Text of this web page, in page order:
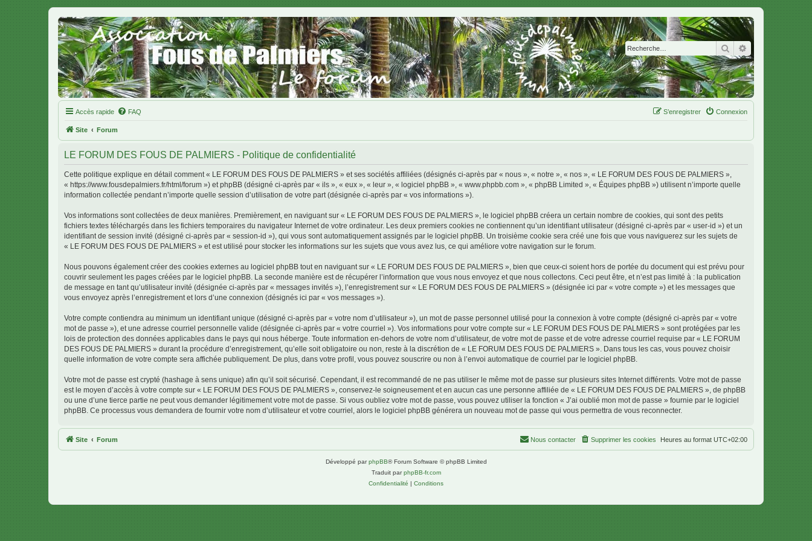
Rechercher
Accès rapide FAQ Connexion
S’enregistrer
Site Forum
LE FORUM DES FOUS DE PALMIERS - Politique de confidentialité
Cette politique explique en détail comment « LE FORUM DES FOUS DE PALMIERS » et ses sociétés affiliées (désignés ci-après par « nous », « notre », « nos », « LE FORUM DES FOUS DE PALMIERS »,
« https://www.fousdepalmiers.fr/html/forum ») et phpBB (désigné ci-après par « ils », « eux », « leur », « logiciel phpBB », « www.phpbb.com », « phpBB Limited », « Équipes phpBB ») utilisent n’importe quelle
information collectée pendant n’importe quelle session d’utilisation de votre part (désignée ci-après par « vos informations »).
Vos informations sont collectées de deux manières. Premièrement, en naviguant sur « LE FORUM DES FOUS DE PALMIERS », le logiciel phpBB créera un certain nombre de cookies, qui sont des petits
fichiers textes téléchargés dans les fichiers temporaires du navigateur Internet de votre ordinateur. Les deux premiers cookies ne contiennent qu’un identifiant utilisateur (désigné ci-après par « user-id ») et un
identifiant de session invité (désigné ci-après par « session-id »), qui vous sont automatiquement assignés par le logiciel phpBB. Un troisième cookie sera créé une fois que vous naviguerez sur les sujets de
« LE FORUM DES FOUS DE PALMIERS » et est utilisé pour stocker les informations sur les sujets que vous avez lus, ce qui améliore votre navigation sur le forum.
Nous pouvons également créer des cookies externes au logiciel phpBB tout en naviguant sur « LE FORUM DES FOUS DE PALMIERS », bien que ceux-ci soient hors de portée du document qui est prévu pour
couvrir seulement les pages créées par le logiciel phpBB. La seconde manière est de récupérer l’information que vous nous envoyez et que nous collectons. Ceci peut être, et n’est pas limité à : la publication
de message en tant qu’utilisateur invité (désignée ci-après par « messages invités »), l’enregistrement sur « LE FORUM DES FOUS DE PALMIERS » (désignée ici par « votre compte ») et les messages que
vous envoyez après l’enregistrement et lors d’une connexion (désignés ici par « vos messages »).
Votre compte contiendra au minimum un identifiant unique (désigné ci-après par « votre nom d’utilisateur »), un mot de passe personnel utilisé pour la connexion à votre compte (désigné ci-après par « votre
mot de passe »), et une adresse courriel personnelle valide (désignée ci-après par « votre courriel »). Vos informations pour votre compte sur « LE FORUM DES FOUS DE PALMIERS » sont protégées par les
lois de protection des données applicables dans le pays qui nous héberge. Toute information en-dehors de votre nom d’utilisateur, de votre mot de passe et de votre adresse courriel requise par « LE FORUM
DES FOUS DE PALMIERS » durant la procédure d’enregistrement, qu’elle soit obligatoire ou non, reste à la discrétion de « LE FORUM DES FOUS DE PALMIERS ». Dans tous les cas, vous pouvez choisir
quelle information de votre compte sera affichée publiquement. De plus, dans votre profil, vous pouvez souscrire ou non à l’envoi automatique de courriel par le logiciel phpBB.
Votre mot de passe est crypté (hashage à sens unique) afin qu’il soit sécurisé. Cependant, il est recommandé de ne pas utiliser le même mot de passe sur plusieurs sites Internet différents. Votre mot de passe
est le moyen d’accès à votre compte sur « LE FORUM DES FOUS DE PALMIERS », conservez-le soigneusement et en aucun cas une personne affiliée de « LE FORUM DES FOUS DE PALMIERS », de phpBB
ou une d’une tierce partie ne peut vous demander légitimement votre mot de passe. Si vous oubliez votre mot de passe, vous pouvez utiliser la fonction « J’ai oublié mon mot de passe » fournie par le logiciel
phpBB. Ce processus vous demandera de fournir votre nom d’utilisateur et votre courriel, alors le logiciel phpBB générera un nouveau mot de passe qui vous permettra de vous reconnecter.
Site Forum Heures au format UTC+02:00
Supprimer les cookies
Nous contacter
Développé parphpBB® Forum Software © phpBB Limited
Traduit parphpBB-fr.com
Confidentialité | Conditions